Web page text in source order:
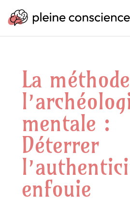
La
mentale :
Déterrer
enfouie